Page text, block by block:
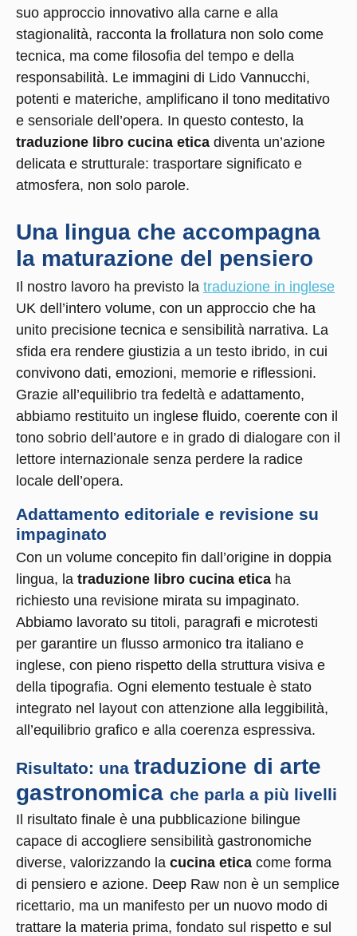
suo approccio innovativo alla carne e alla
stagionalità, racconta la frollatura non solo come
tecnica, ma come filosofia del tempo e della
responsabilità. Le immagini di Lido Vannucchi,
potenti e materiche, amplificano il tono meditativo
e sensoriale dell’opera. In questo contesto, la
traduzione libro cucina etica diventa un’azione
delicata e strutturale: trasportare significato e
atmosfera, non solo parole.
Una lingua che accompagna
la maturazione del pensiero
Il nostro lavoro ha previsto la traduzione in inglese
UK dell’intero volume, con un approccio che ha
unito precisione tecnica e sensibilità narrativa. La
sfida era rendere giustizia a un testo ibrido, in cui
convivono dati, emozioni, memorie e riflessioni.
Grazie all’equilibrio tra fedeltà e adattamento,
abbiamo restituito un inglese fluido, coerente con il
tono sobrio dell’autore e in grado di dialogare con il
lettore internazionale senza perdere la radice
locale dell’opera.
Adattamento editoriale e revisione su
impaginato
Con un volume concepito fin dall’origine in doppia
lingua, la traduzione libro cucina etica ha
richiesto una revisione mirata su impaginato.
Abbiamo lavorato su titoli, paragrafi e microtesti
per garantire un flusso armonico tra italiano e
inglese, con pieno rispetto della struttura visiva e
della tipografia. Ogni elemento testuale è stato
integrato nel layout con attenzione alla leggibilità,
all’equilibrio grafico e alla coerenza espressiva.
Risultato: una traduzione di arte
gastronomica che parla a più livelli
Il risultato finale è una pubblicazione bilingue
capace di accogliere sensibilità gastronomiche
diverse, valorizzando la cucina etica come forma
di pensiero e azione. Deep Raw non è un semplice
ricettario, ma un manifesto per un nuovo modo di
trattare la materia prima, fondato sul rispetto e sul